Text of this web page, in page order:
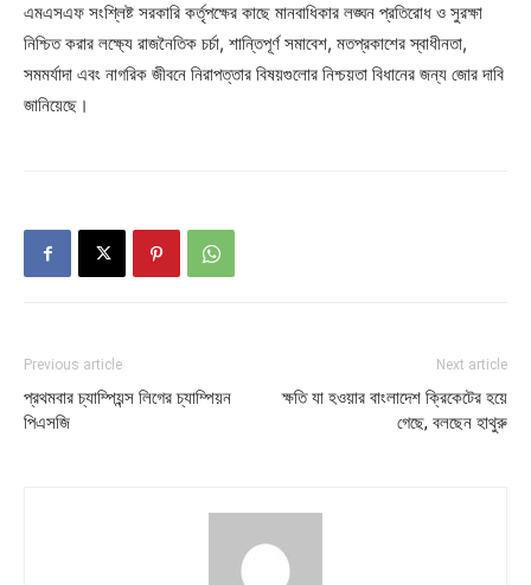
এমএসএফ সংশ্লিষ্ট সরকারি কর্তৃপক্ষের কাছে মানবাধিকার লঙ্ঘন প্রতিরোধ ও সুরক্ষা
নিশ্চিত করার লক্ষ্যে রাজনৈতিক চর্চা, শান্তিপূর্ণ সমাবেশ, মতপ্রকাশের স্বাধীনতা,
সমমর্যাদা এবং নাগরিক জীবনে নিরাপত্তার বিষয়গুলোর নিশ্চয়তা বিধানের জন্য জোর দাবি
জানিয়েছে।
Previous article
প্রথমবার চ্যাম্পিয়ন্স লিগের চ্যাম্পিয়ন
পিএসজি
Next article
ক্ষতি যা হওয়ার বাংলাদেশ ক্রিকেটের হয়ে
গেছে, বলছেন হাথুরু